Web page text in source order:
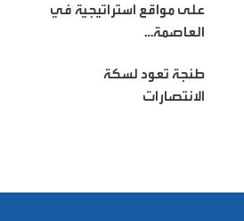
على مواقع استراتيجية في
العاصمة…
طنجة تعود لسكة
الانتصارات